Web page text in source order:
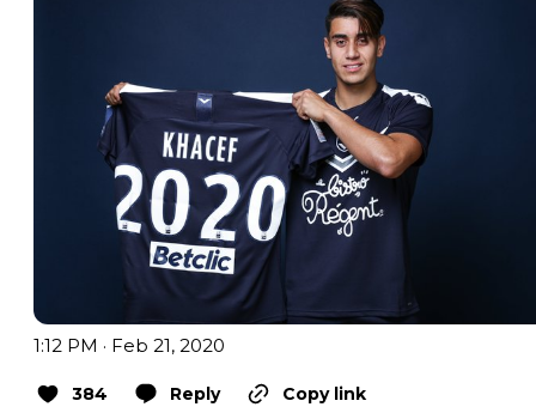
1:12 PM · Feb 21, 2020
384 Reply
Copy link